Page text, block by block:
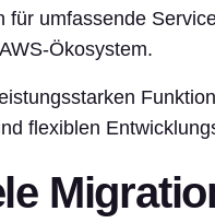
umfassende
Ökosystem.
flexiblen